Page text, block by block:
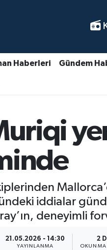
Haberleri Gündem
iddialar
deneyimli
21.05.2026 - 14:30
YAYINLANMA
2
OKUNMA